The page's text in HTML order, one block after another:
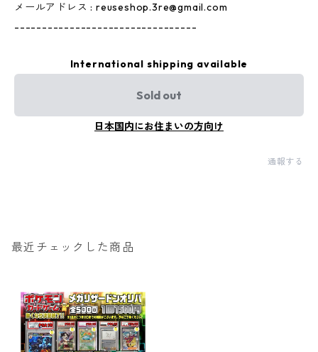
メールアドレス :reuseshop.3re@gmail.com
---------------------------------
International shipping available
Sold out
日本国内にお住まいの方向け
通報する
最近チェックした商品